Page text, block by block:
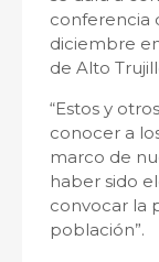
conferencia
diciembre
de Alto
“Estos y
conocer a
marco de
haber sido
convocar la
población”.